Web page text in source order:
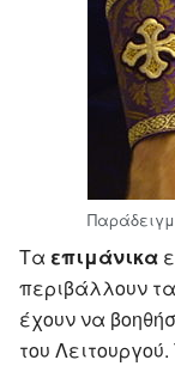
Τα επιμάνικα
περιβάλλουν
έχουν να
του